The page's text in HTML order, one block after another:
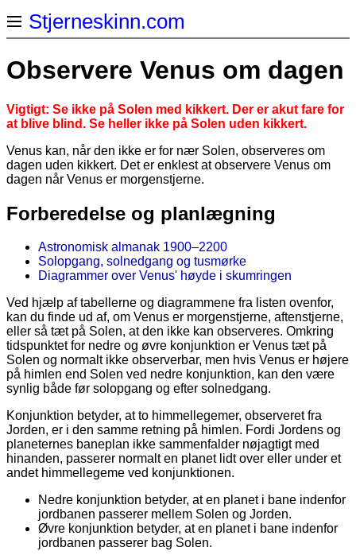
Stjerneskinn.com
Observere Venus om dagen
Vigtigt: Se ikke på Solen med kikkert. Der er akut fare for
at blive blind. Se heller ikke på Solen uden kikkert.
Venus kan, når den ikke er for nær Solen, observeres om
dagen uden kikkert. Det er enklest at observere Venus om
dagen når Venus er morgenstjerne.
Forberedelse og planlægning
Astronomisk almanak 1900–2200
Solopgang, solnedgang og tusmørke
Diagrammer over Venus' høyde i skumringen
Ved hjælp af tabellerne og diagrammene fra listen ovenfor,
kan du finde ud af, om Venus er morgenstjerne, aftenstjerne,
eller så tæt på Solen, at den ikke kan observeres. Omkring
tidspunktet for nedre og øvre konjunktion er Venus tæt på
Solen og normalt ikke observerbar, men hvis Venus er højere
på himlen end Solen ved nedre konjunktion, kan den være
synlig både før solopgang og efter solnedgang.
Konjunktion betyder, at to himmellegemer, observeret fra
Jorden, er i den samme retning på himlen. Fordi Jordens og
planeternes baneplan ikke sammenfalder nøjagtigt med
hinanden, passerer normalt en planet lidt over eller under et
andet himmellegeme ved konjunktionen.
Nedre konjunktion betyder, at en planet i bane indenfor
jordbanen passerer mellem Solen og Jorden.
Øvre konjunktion betyder, at en planet i bane indenfor
jordbanen passerer bag Solen.